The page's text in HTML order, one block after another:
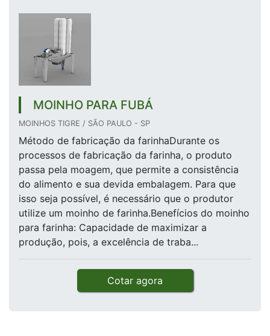
MOINHO PARA FUBÁ
MOINHOS TIGRE / SÃO PAULO - SP
Método de fabricação da farinhaDurante os
processos de fabricação da farinha, o produto
passa pela moagem, que permite a consistência
do alimento e sua devida embalagem. Para que
isso seja possível, é necessário que o produtor
utilize um moinho de farinha.Benefícios do moinho
para farinha: Capacidade de maximizar a
produção, pois, a excelência de traba...
Cotar agora